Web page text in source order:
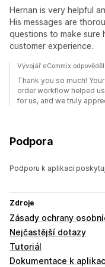
Hernan is very helpful
His messages are
questions to make sure
customer experience.
Vývojář eCommix
Thank you so much!
order workflow helped
for us, and we truly
Podpora
Podporu k aplikaci
Zdroje
Zásady ochrany
Nejčastější dotazy
Tutoriál
Dokumentace k